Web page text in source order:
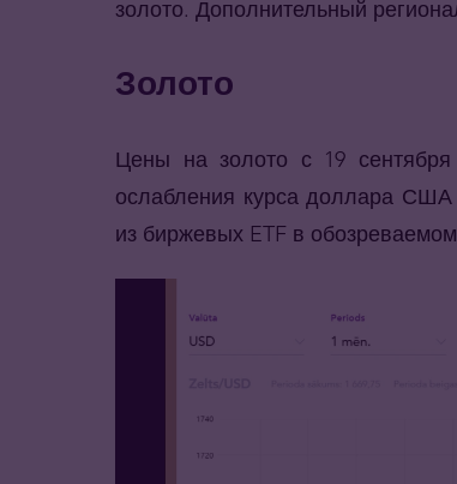
золото. Дополнительный
Золото
Цены на золото с 19
ослабления курса доллара США
из биржевых ETF в